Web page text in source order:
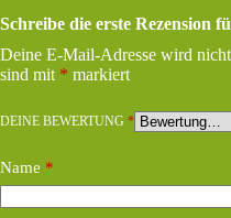
Schreibe die erste Rezension
Deine E-Mail-Adresse wird
sind mit * markiert
DEINE BEWERTUNG *
Name *